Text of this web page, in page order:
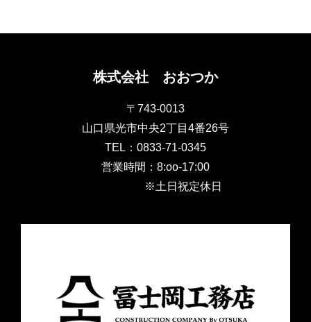
株式会社 おおつか
〒743-0013
山口県光市中央2丁目4番26号
TEL：0833-71-0345
営業時間：8:oo-17:00
※土日祝定休日